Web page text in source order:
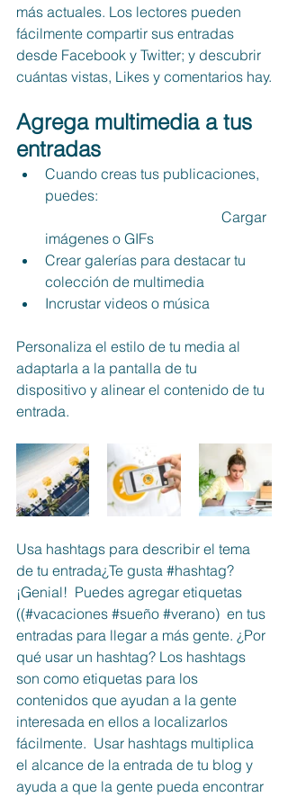
más actuales. Los lectores pueden
fácilmente compartir sus entradas
desde Facebook y Twitter; y descubrir
cuántas vistas, Likes y comentarios hay.
Agrega multimedia a tus
entradas
Cuando creas tus publicaciones,
puedes:
                                                 Cargar
imágenes o GIFs
Crear galerías para destacar tu
colección de multimedia
Incrustar videos o música
Personaliza el estilo de tu media al
adaptarla a la pantalla de tu
dispositivo y alinear el contenido de tu
entrada.
Usa hashtags para describir el tema
de tu entrada¿Te gusta #hashtag?
¡Genial!  Puedes agregar etiquetas
((#vacaciones #sueño #verano)  en tus
entradas para llegar a más gente. ¿Por
qué usar un hashtag? Los hashtags
son como etiquetas para los
contenidos que ayudan a la gente
interesada en ellos a localizarlos
fácilmente.  Usar hashtags multiplica
el alcance de la entrada de tu blog y
ayuda a que la gente pueda encontrar